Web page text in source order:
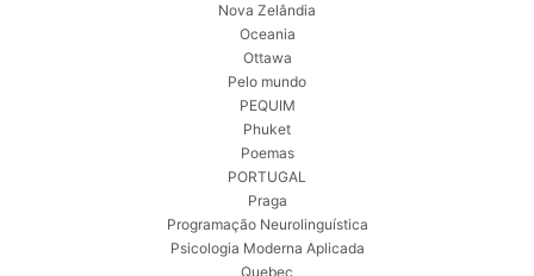
Nova Zelândia
Oceania
Ottawa
Pelo mundo
PEQUIM
Phuket
Poemas
PORTUGAL
Praga
Programação Neurolinguística
Psicologia Moderna Aplicada
Quebec